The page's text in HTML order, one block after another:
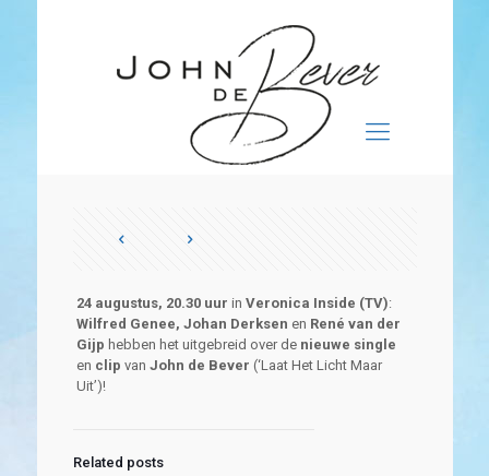
24 augustus, 20.30 uur in Veronica Inside (TV):
Wilfred Genee, Johan Derksen en René van der
Gijp hebben het uitgebreid over denieuwe single
en clip van John de Bever (‘Laat Het Licht Maar
Uit’)!
Related posts